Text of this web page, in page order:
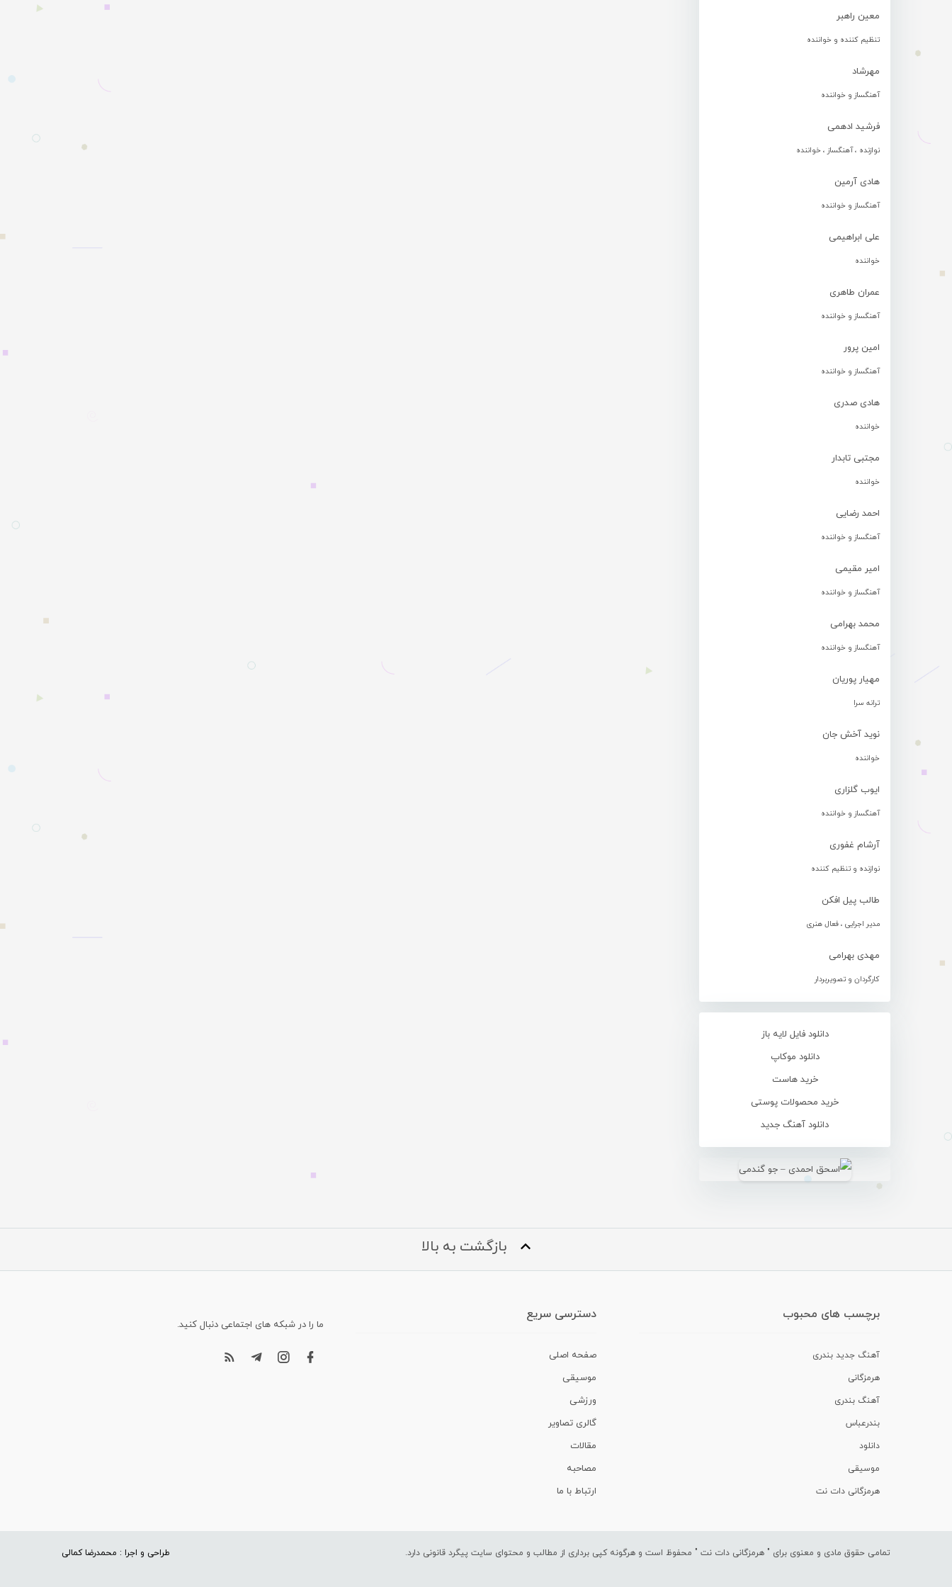
معین راهبر
تنظیم کننده و خواننده
مهرشاد
آهنگساز و خواننده
فرشید ادهمی
نوازنده ، آهنگساز ، خواننده
هادی آرمین
آهنگساز و خواننده
علی ابراهیمی
خواننده
عمران طاهری
آهنگساز و خواننده
امین پرور
آهنگساز و خواننده
هادی صدری
خواننده
مجتبی تابدار
خواننده
احمد رضایی
آهنگساز و خواننده
امیر مقیمی
آهنگساز و خواننده
محمد بهرامی
آهنگساز و خواننده
مهیار پوریان
ترانه سرا
نوید آخش جان
خواننده
ایوب گلزاری
آهنگساز و خواننده
آرشام غفوری
نوازنده و تنظیم کننده
طالب پیل افکن
مدیر اجرایی ، فعال هنری
مهدی بهرامی
کارگردان و تصویربردار
دانلود فایل لایه باز
دانلود موکاپ
خرید هاست
خرید محصولات پوستی
دانلود آهنگ جدید
بازگشت به بالا
برچسب های محبوب
آهنگ جدید بندری
هرمزگانی
آهنگ بندری
بندرعباس
دانلود
موسیقی
هرمزگانی دات نت
دسترسی سریع
صفحه اصلی
موسیقی
ورزشی
گالری تصاویر
مقالات
مصاحبه
ارتباط با ما
ما را در شبکه های اجتماعی دنبال کنید.
تمامی حقوق مادی و معنوی برای " هرمزگانی دات نت " محفوظ است و هرگونه کپی برداری از مطالب و محتوای سایت پیگرد قانونی دارد. طراحی و اجرا : محمدرضا کمالی